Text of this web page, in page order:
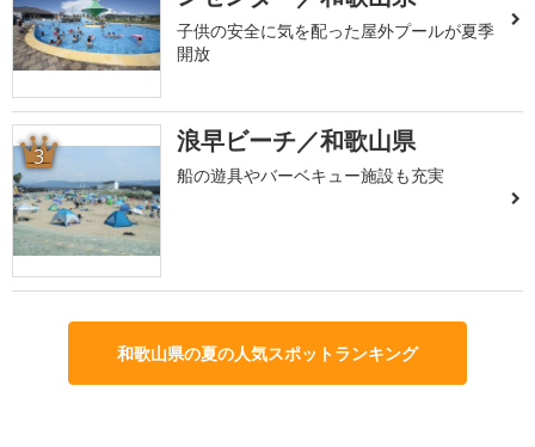
子供の安全に気を配った屋外プールが夏季
開放
3 浪早ビーチ／和歌山県
船の遊具やバーベキュー施設も充実
和歌山県の夏の人気スポットランキング